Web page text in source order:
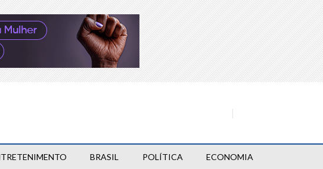
BRASIL POLÍTICA ECONOMIA